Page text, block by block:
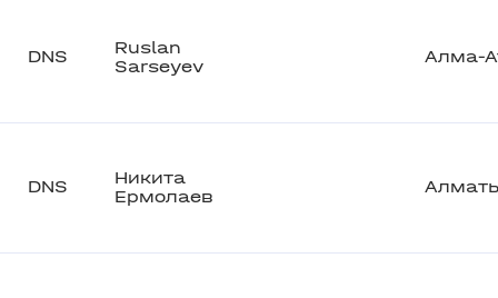
DNS
Ruslan
Sarseyev
Алма-
DNS
Никита
Ермолаев